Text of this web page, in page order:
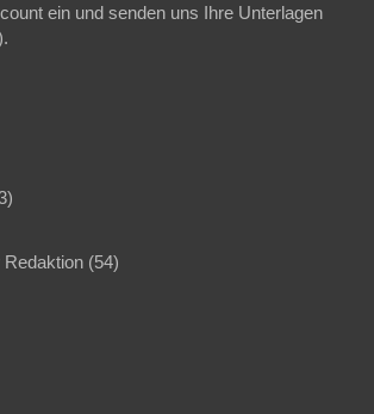
ein und senden uns Ihre Unterlagen
Redaktion (54)